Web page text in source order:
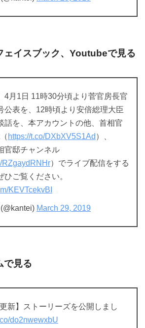
ェイスブック、Youtubeで見る
4月1日 11時30分頃より菅官房長官
公表を、12時頃より安倍総理大臣
話を、本アカウントの他、首相官
https://t.co/DXbXV5S1Ad ）、
官邸チャンネル
RZgaydRNHr）でライブ配信をする
ひご覧ください。
KEVTcekvBI
March 29, 2019
で見る
更新】ストーリーズを公開しまし
do2nwewxbU